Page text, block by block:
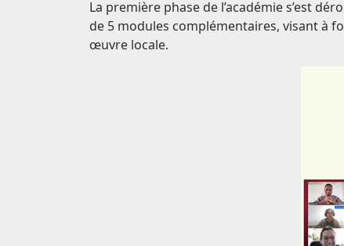
La première phase de l’académie s’est
de 5 modules complémentaires, visant à
œuvre locale.